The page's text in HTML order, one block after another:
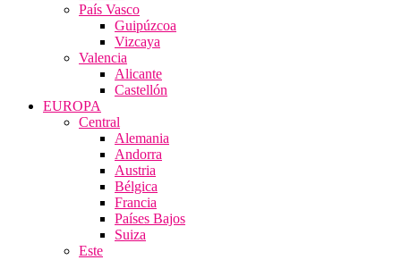
País Vasco
Guipúzcoa
Vizcaya
Valencia
Alicante
Castellón
EUROPA
Central
Alemania
Andorra
Austria
Bélgica
Francia
Países Bajos
Suiza
Este